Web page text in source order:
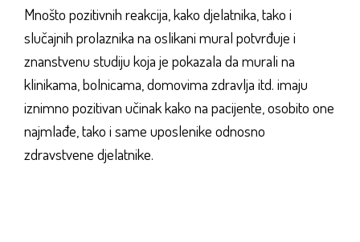
Mnošto pozitivnih reakcija, kako djelatnika, tako i
slučajnih prolaznika na oslikani mural potvrđuje i
znanstvenu studiju koja je pokazala da murali na
klinikama, bolnicama, domovima zdravlja itd. imaju
iznimno pozitivan učinak kako na pacijente, osobito one
najmlađe, tako i same uposlenike odnosno
zdravstvene djelatnike.